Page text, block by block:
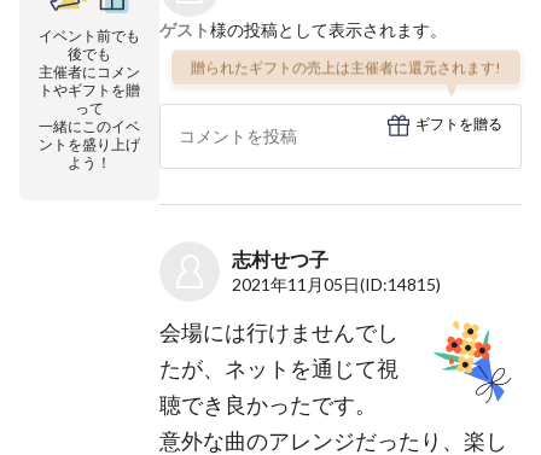
イベント前でも
後でも
主催者にコメン
トやギフトを贈
って
一緒にこのイベ
ントを盛り上げ
よう！
ゲスト様の投稿として表示されます。
贈られたギフトの売上は主催者に還元されます!
ギフトを贈る
志村せつ子
2021年11月05日(ID:14815)
会場には行けませんでし
たが、ネットを通じて視
聴でき良かったです。
意外な曲のアレンジだったり、楽し